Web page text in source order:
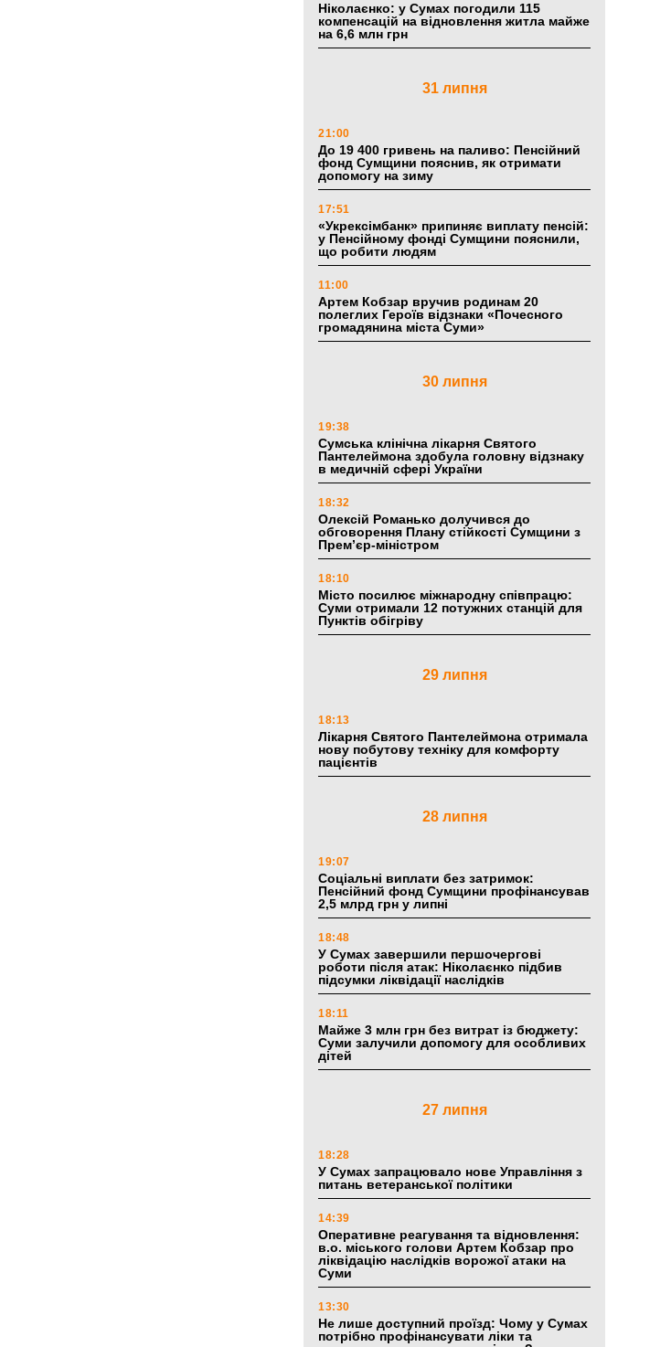
Ніколаєнко: у Сумах погодили 115
компенсацій на відновлення житла майже
на 6,6 млн грн
31 липня
21:00
До 19 400 гривень на паливо: Пенсійний
фонд Сумщини пояснив, як отримати
допомогу на зиму
17:51
«Укрексімбанк» припиняє виплату пенсій:
у Пенсійному фонді Сумщини пояснили,
що робити людям
11:00
Артем Кобзар вручив родинам 20
полеглих Героїв відзнаки «Почесного
громадянина міста Суми»
30 липня
19:38
Сумська клінічна лікарня Святого
Пантелеймона здобула головну відзнаку
в медичній сфері України
18:32
Олексій Романько долучився до
обговорення Плану стійкості Сумщини з
Прем’єр-міністром
18:10
Місто посилює міжнародну співпрацю:
Суми отримали 12 потужних станцій для
Пунктів обігріву
29 липня
18:13
Лікарня Святого Пантелеймона отримала
нову побутову техніку для комфорту
пацієнтів
28 липня
19:07
Соціальні виплати без затримок:
Пенсійний фонд Сумщини профінансував
2,5 млрд грн у липні
18:48
У Сумах завершили першочергові
роботи після атак: Ніколаєнко підбив
підсумки ліквідації наслідків
18:11
Майже 3 млн грн без витрат із бюджету:
Суми залучили допомогу для особливих
дітей
27 липня
18:28
У Сумах запрацювало нове Управління з
питань ветеранської політики
14:39
Оперативне реагування та відновлення:
в.о. міського голови Артем Кобзар про
ліквідацію наслідків ворожої атаки на
Суми
13:30
Не лише доступний проїзд: Чому у Сумах
потрібно профінансувати ліки та